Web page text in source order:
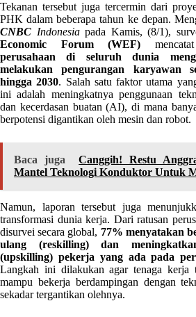
Tekanan tersebut juga tercermin dari
PHK dalam beberapa tahun ke depan.
CNBC Indonesia pada Kamis, (8/1),
Economic Forum (WEF)
perusahaan di seluruh dunia
melakukan pengurangan karyawan
hingga 2030. Salah satu faktor utama
ini adalah meningkatnya penggunaan
dan kecerdasan buatan (AI), di mana
berpotensi digantikan oleh mesin dan robot.
Baca juga
Canggih! Restu
Mantel Teknologi Konduktor Untuk
Namun, laporan tersebut juga
transformasi dunia kerja. Dari ratusan
disurvei secara global, 77% menyatakan
ulang (reskilling) dan
(upskilling) pekerja yang ada pada
Langkah ini dilakukan agar tenaga kerja
mampu bekerja berdampingan dengan
sekadar tergantikan olehnya.